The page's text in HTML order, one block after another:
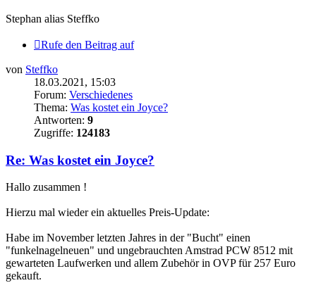
Stephan alias Steffko
Rufe den Beitrag auf
von Steffko
18.03.2021, 15:03
Forum: Verschiedenes
Thema: Was kostet ein Joyce?
Antworten: 9
Zugriffe: 124183
Re: Was kostet ein Joyce?
Hallo zusammen !
Hierzu mal wieder ein aktuelles Preis-Update:
Habe im November letzten Jahres in der "Bucht" einen
"funkelnagelneuen" und ungebrauchten Amstrad PCW 8512 mit
gewarteten Laufwerken und allem Zubehör in OVP für 257 Euro
gekauft.